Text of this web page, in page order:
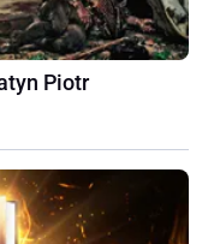
Piotr